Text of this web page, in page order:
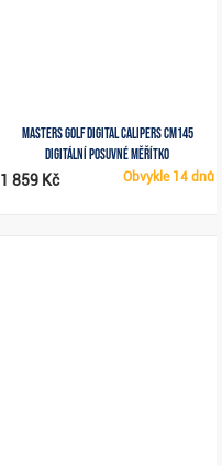
Masters Golf Digital Calipers CM145
digitální posuvné měřítko
Obvykle 14 dnů
1 859 Kč